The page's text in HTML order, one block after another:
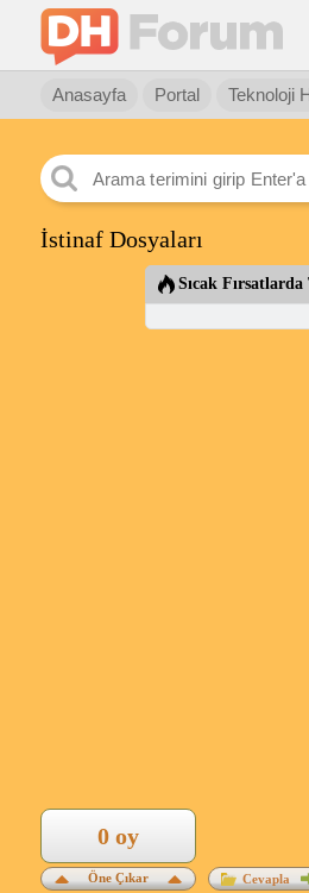
Anasayfa Portal Teknoloji
İstinaf Dosyaları
Sıcak
Öne Çıkar
0 oy
Cevapla